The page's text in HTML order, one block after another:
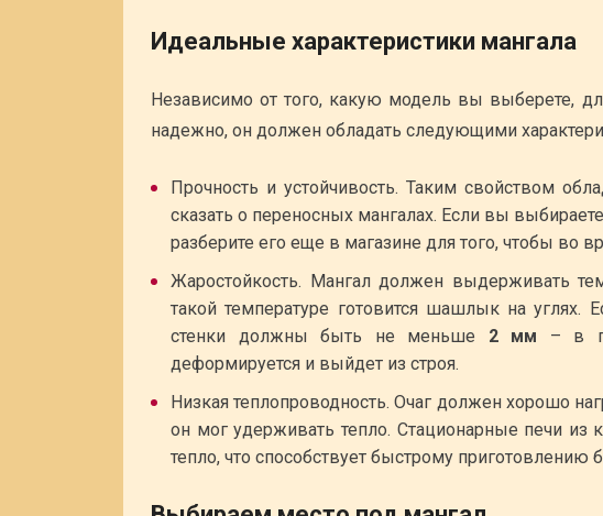
Идеальные характеристики мангала
Независимо от того, какую модель вы выберете,
надежно, он должен обладать следующими
Прочность и устойчивость. Таким свойством
сказать о переносных мангалах. Если вы
разберите его еще в магазине для того, чтобы во
Жаростойкость. Мангал должен выдерживать
такой температуре готовится шашлык на
стенки должны быть не меньше 2 мм – в
деформируется и выйдет из строя.
Низкая теплопроводность. Очаг должен хорошо
он мог удерживать тепло. Стационарные печи из
тепло, что способствует быстрому приготовлению